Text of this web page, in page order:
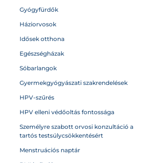
Gyógyfürdők
Háziorvosok
Idősek otthona
Egészségházak
Sóbarlangok
Gyermekgyógyászati szakrendelések
HPV-szűrés
HPV elleni védőoltás fontossága
Személyre szabott orvosi konzultáció a
tartós testsúlycsökkentésért
Menstruációs naptár